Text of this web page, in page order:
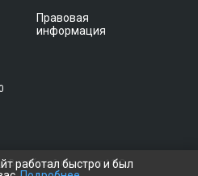
Правовая
информация
Витебский проспект 11 С,
работал быстро и был